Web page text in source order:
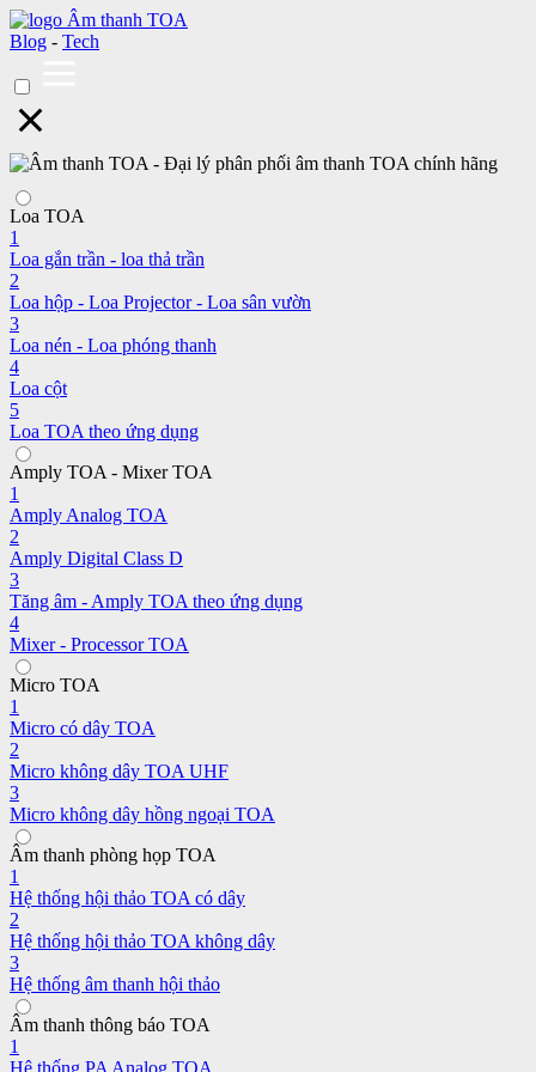
Blog - Tech
Loa TOA
1
Loa gắn trần - loa thả trần
2
Loa hộp - Loa Projector - Loa sân vườn
3
Loa nén - Loa phóng thanh
4
Loa cột
5
Loa TOA theo ứng dụng
Amply TOA - Mixer TOA
1
Amply Analog TOA
2
Amply Digital Class D
3
Tăng âm - Amply TOA theo ứng dụng
4
Mixer - Processor TOA
Micro TOA
1
Micro có dây TOA
2
Micro không dây TOA UHF
3
Micro không dây hồng ngoại TOA
Âm thanh phòng họp TOA
1
Hệ thống hội thảo TOA có dây
2
Hệ thống hội thảo TOA không dây
3
Hệ thống âm thanh hội thảo
Âm thanh thông báo TOA
1
Hệ thống PA Analog TOA